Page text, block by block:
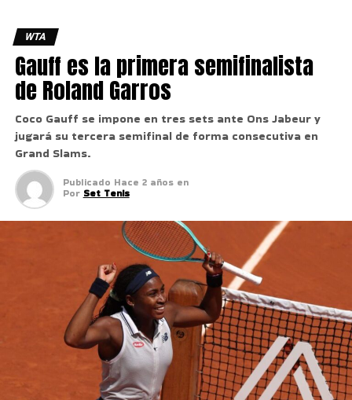
WTA
Gauff es la primera semifinalista
de Roland Garros
Coco Gauff se impone en tres sets ante Ons Jabeur y
jugará su tercera semifinal de forma consecutiva en
Grand Slams.
Publicado Hace 2 años en
Por Set Tenis